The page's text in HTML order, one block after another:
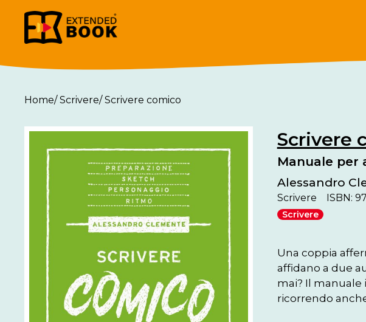
Home/ Scrivere/ Scrivere comico
Scrivere
Manuale per
Alessandro
Scrivere ISBN:
Scrivere
Una coppia
affidano a due
mai? Il manuale
ricorrendo